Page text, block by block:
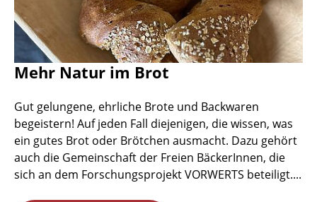
Mehr Natur im Brot
Gut gelungene, ehrliche Brote und Backwaren
begeistern! Auf jeden Fall diejenigen, die wissen, was
ein gutes Brot oder Brötchen ausmacht. Dazu gehört
auch die Gemeinschaft der Freien BäckerInnen, die
sich an dem Forschungsprojekt VORWERTS beteiligt....